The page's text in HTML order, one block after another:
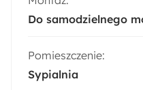
Do samodzielnego
Pomieszczenie:
Sypialnia